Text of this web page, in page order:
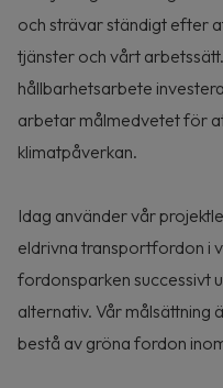
och strävar ständigt efter
tjänster och vårt
hållbarhetsarbete
arbetar målmedvetet för
klimatpåverkan.
Idag använder vår
eldrivna transportfordon i
fordonsparken successivt
alternativ. Vår målsättning
bestå av gröna fordon